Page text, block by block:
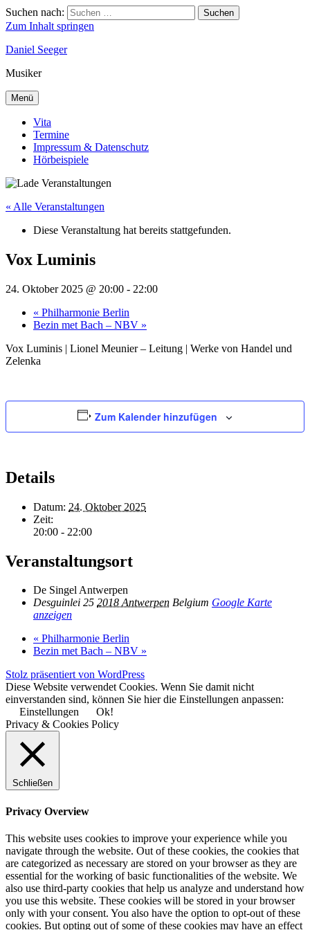
Suchen nach: Suchen
Zum Inhalt springen
Daniel Seeger
Musiker
Menü
Vita
Termine
Impressum & Datenschutz
Hörbeispiele
« Alle Veranstaltungen
Diese Veranstaltung hat bereits stattgefunden.
Vox Luminis
24. Oktober 2025 @ 20:00 - 22:00
« Philharmonie Berlin
Bezin met Bach – NBV »
Vox Luminis | Lionel Meunier – Leitung | Werke von Handel und
Zelenka
Zum Kalender hinzufügen
Details
Datum: 24. Oktober 2025
Zeit:
20:00 - 22:00
Veranstaltungsort
De Singel Antwerpen
Desguinlei 25 2018 Antwerpen Belgium Google Karte
anzeigen
« Philharmonie Berlin
Bezin met Bach – NBV »
Stolz präsentiert von WordPress
Diese Website verwendet Cookies. Wenn Sie damit nicht
einverstanden sind, können Sie hier die Einstellungen anpassen:
Einstellungen
Ok!
Privacy & Cookies Policy
Schließen
Privacy Overview
This website uses cookies to improve your experience while you
navigate through the website. Out of these cookies, the cookies that
are categorized as necessary are stored on your browser as they are
essential for the working of basic functionalities of the website. We
also use third-party cookies that help us analyze and understand how
you use this website. These cookies will be stored in your browser
only with your consent. You also have the option to opt-out of these
cookies. But opting out of some of these cookies may have an effect